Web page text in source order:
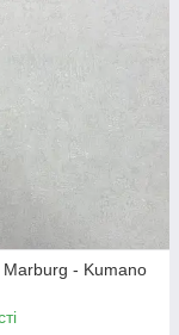
- Kumano